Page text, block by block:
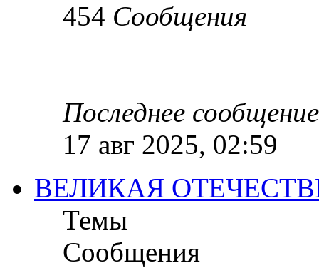
454 Сообщения
Последнее сообщение
17 авг 2025, 02:59
ВЕЛИКАЯ
Темы
Сообщения